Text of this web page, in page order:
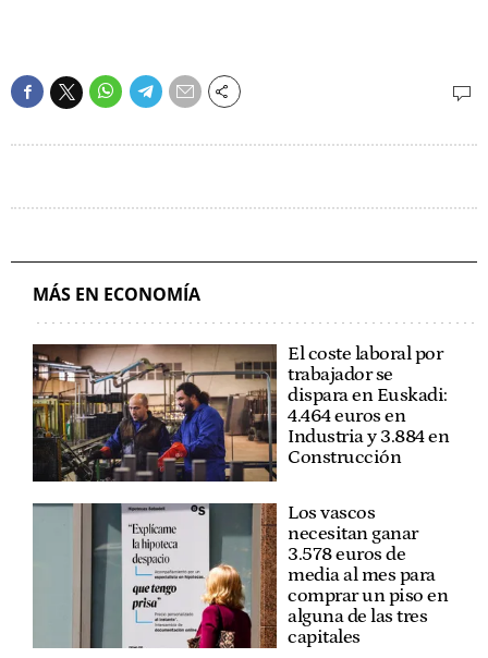
MÁS EN ECONOMÍA
El coste laboral por
trabajador se
dispara en Euskadi:
4.464 euros en
Industria y 3.884 en
Construcción
Los vascos
necesitan ganar
3.578 euros de
media al mes para
comprar un piso en
alguna de las tres
capitales